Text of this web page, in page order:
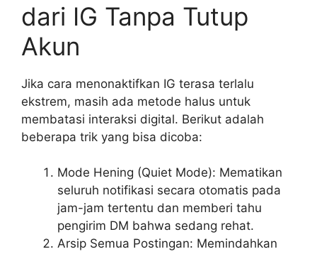
dari IG Tanpa Tutup
Akun
Jika cara menonaktifkan IG terasa terlalu
ekstrem, masih ada metode halus untuk
membatasi interaksi digital. Berikut adalah
beberapa trik yang bisa dicoba:
Mode Hening (Quiet Mode): Mematikan
seluruh notifikasi secara otomatis pada
jam-jam tertentu dan memberi tahu
pengirim DM bahwa sedang rehat.
Arsip Semua Postingan: Memindahkan